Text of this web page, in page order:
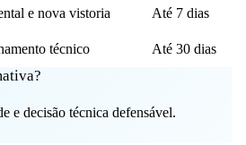
e nova vistoria Até 7 dias
técnico
Até 30 dias
e decisão técnica defensável.